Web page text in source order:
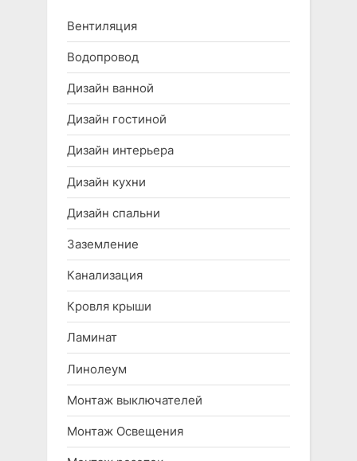
Вентиляция
Водопровод
Дизайн ванной
Дизайн гостиной
Дизайн интерьера
Дизайн кухни
Дизайн спальни
Заземление
Канализация
Кровля крыши
Ламинат
Линолеум
Монтаж выключателей
Монтаж Освещения